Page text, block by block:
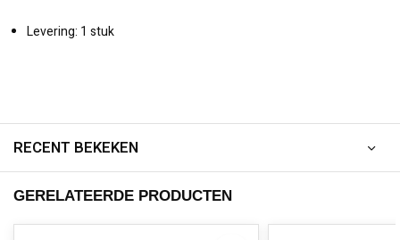
Levering: 1 stuk
RECENT BEKEKEN
GERELATEERDE PRODUCTEN